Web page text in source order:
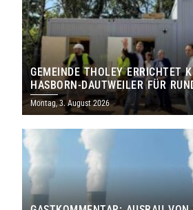
GEMEINDE THOLEY ERRICHTET
HASBORN-DAUTWEILER FÜR
MILLIONEN EURO
Montag, 3. August 2026